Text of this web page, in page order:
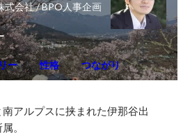
式会社 / BPO人事企画
ー 性格 つながり
アルプスに挟まれた伊那谷出
。